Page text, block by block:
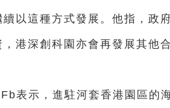
以這種方式發展。他指，政
港深創科園亦會再發展其他
表示，進駐河套香港園區的